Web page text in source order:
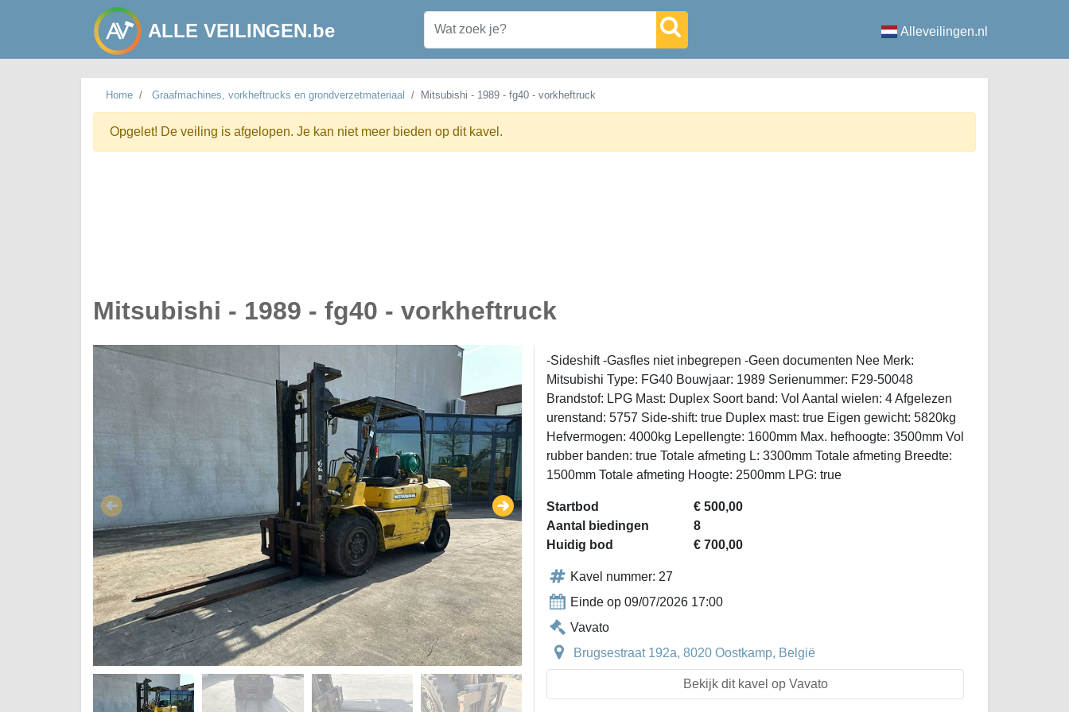
ALLE VEILINGEN.be Alleveilingen.nl
Home Graafmachines, vorkheftrucks en grondverzetmateriaal Mitsubishi - 1989 - fg40 - vorkheftruck
Opgelet! De veiling is afgelopen. Je kan niet meer bieden op dit kavel.
Mitsubishi - 1989 - fg40 - vorkheftruck
-Sideshift -Gasfles niet inbegrepen -Geen documenten Nee Merk:
Mitsubishi Type: FG40 Bouwjaar: 1989 Serienummer: F29-50048
Brandstof: LPG Mast: Duplex Soort band: Vol Aantal wielen: 4 Afgelezen
urenstand: 5757 Side-shift: true Duplex mast: true Eigen gewicht: 5820kg
Hefvermogen: 4000kg Lepellengte: 1600mm Max. hefhoogte: 3500mm Vol
rubber banden: true Totale afmeting L: 3300mm Totale afmeting Breedte:
1500mm Totale afmeting Hoogte: 2500mm LPG: true
Startbod
€ 500,00
Aantal biedingen
8
Huidig bod
€ 700,00
Kavel nummer: 27
Einde op 09/07/2026 17:00
Vavato
Brugsestraat 192a, 8020 Oostkamp, België
Bekijk dit kavel op Vavato